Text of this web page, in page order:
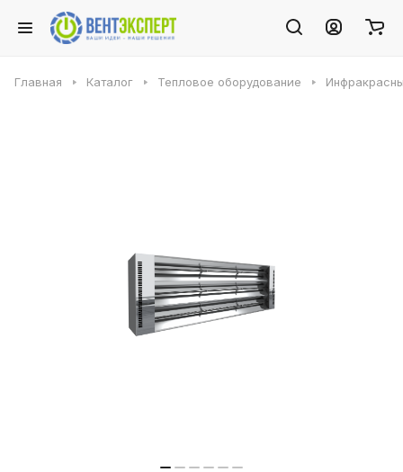
Главная Каталог Тепловое оборудование